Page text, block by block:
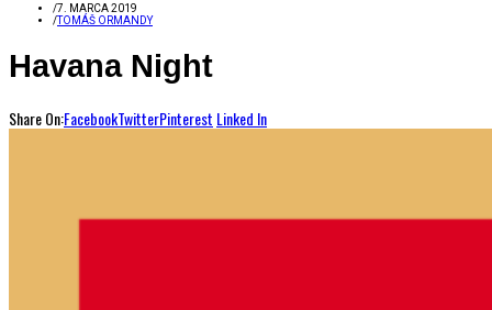
/7. MARCA 2019
/TOMÁŠ ORMANDY
Havana Night
Share On:FacebookTwitterPinterest Linked In